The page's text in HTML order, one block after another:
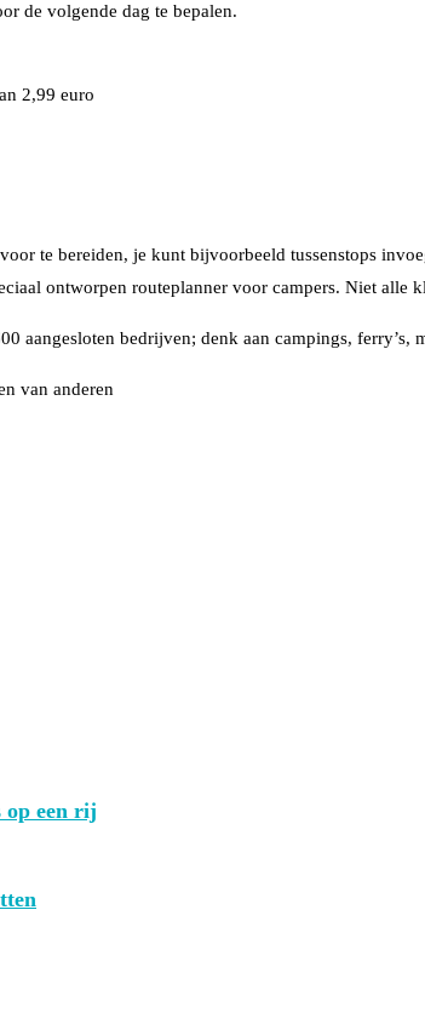
de volgende dag te bepalen.
2,99 euro
te bereiden, je kunt bijvoorbeeld tussenstops
ontworpen routeplanner voor campers. Niet alle
bedrijven; denk aan campings, ferry’s,
van anderen
op een rij